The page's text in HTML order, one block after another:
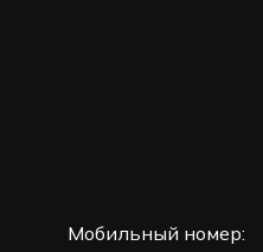
Мобильный номер: